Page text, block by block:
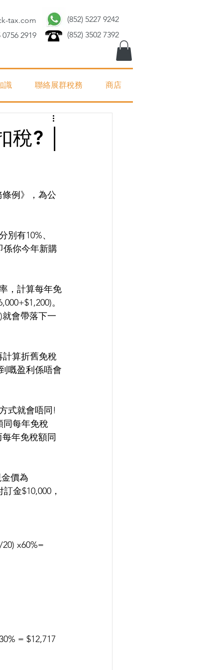
tax.com
2919
(852) 5227 9242
(852) 3502 7392
識 聯絡展群稅務 商店
? │
例》，為公
有10%、
係你今年新購
，計算每年免
。
就會帶落下一
算折舊免稅
嘅盈利係唔會
式就會唔同!
同每年免稅
年免稅額同
價為
金$10,000，
x60%=
= $12,717